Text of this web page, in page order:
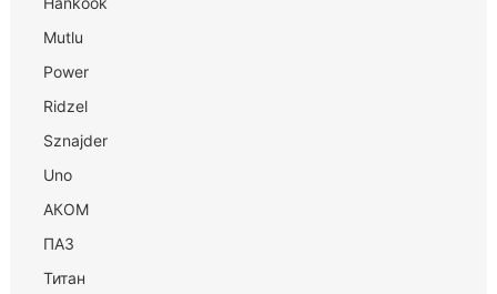
Mutlu
Power
Ridzel
Sznajder
Uno
АКОМ
ПАЗ
Титан